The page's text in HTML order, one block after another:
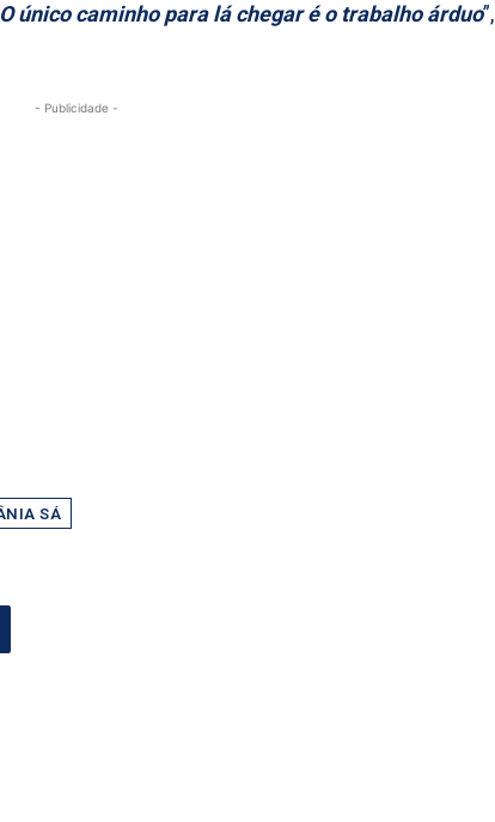
único caminho para lá chegar é o trabalho árduo”,
- Publicidade -
SÁ